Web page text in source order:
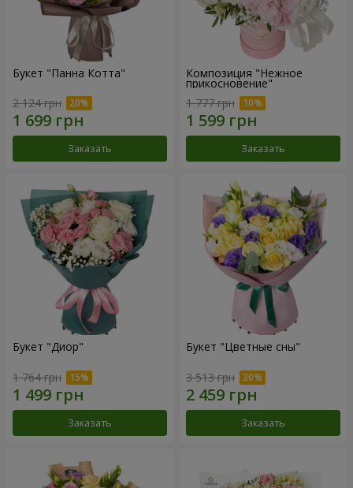
Букет "Панна Котта"
2 124 грн
Заказать
Композиция "Нежное
прикосновение"
1 777 грн
Заказать
Букет "Диор"
1 764 грн
Заказать
Букет "Цветные сны"
3 513 грн
Заказать